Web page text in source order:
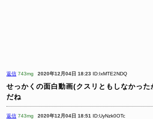
返信 743mg 2020年12月04日 18:23 ID:IxMTE2NDQ
せっかくの面白動画(クスリともしなかった
だね
返信 743mg 2020年12月04日 18:51 ID:UyNzk0OTc